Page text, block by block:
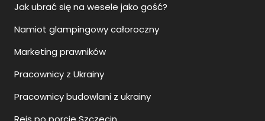
Jak ubrać się na wesele jako gość?
Namiot glampingowy całoroczny
Marketing prawników
Pracownicy z Ukrainy
Pracownicy budowlani z ukrainy